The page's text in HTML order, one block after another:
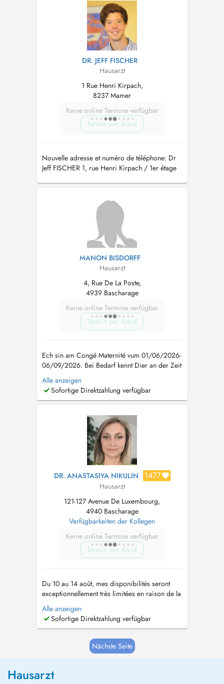
DR. JEFF FISCHER
Hausarzt
1 Rue Henri Kirpach,
8237 Mamer
Keine online Termine verfügbar
Termin per Anruf
Nouvelle adresse et numéro de téléphone: Dr
Jeff FISCHER 1, rue Henri Kirpach / 1er étage
MANON BISDORFF
Hausarzt
4, Rue De La Poste,
4939 Bascharage
Keine online Termine verfügbar
Termin per Anruf
Ech sin am Congé Maternité vum 01/06/2026-
06/09/2026. Bei Bedarf kennt Dier an der Zeit
an den Cabinet vum Dr Koullen zu Schuller
goen oder bei den Dr Signorino zu
Bascharage am Active Health Center. Wann kee
mech op dëser Nummer erreechen 20 33 10
Alle anzeigen
Sofortige Direktzahlung verfügbar
DR. ANASTASIYA NIKULIN 1477
Hausarzt
121-127 Avenue De Luxembourg,
4940 Bascharage
Verfügbarkeiten der Kollegen
Keine online Termine verfügbar
Termin per Anruf
Du 10 au 14 août, mes disponibilités seront
exceptionnellement très limitées en raison de la
fermeture de la crèche. Le Dr Signorino reste
disponible au cabinet afin d'assurer votre prise
en charge si nécessaire. Besoin dun rendez-
disponible ? Des créne...
Alle anzeigen
Sofortige Direktzahlung verfügbar
Nächste Seite
Hausarzt